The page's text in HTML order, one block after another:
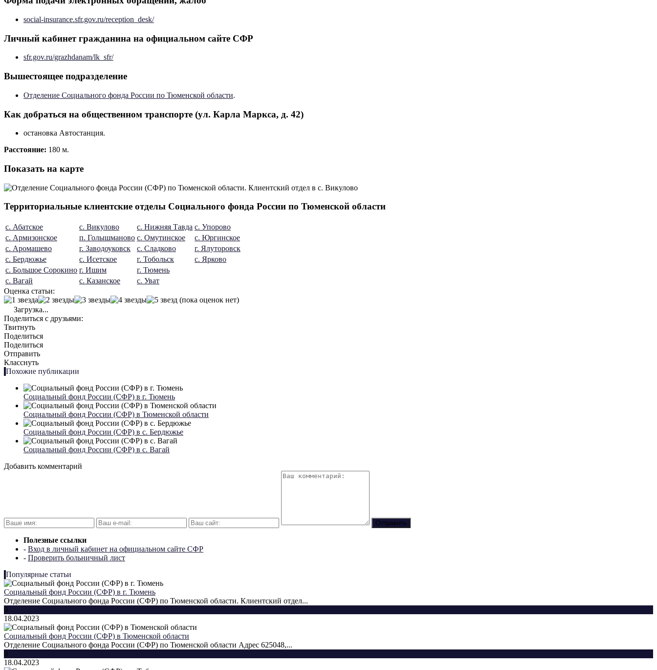
social-insurance.sfr.gov.ru/reception_desk/
Личный кабинет гражданина на официальном сайте СФР
sfr.gov.ru/grazhdanam/lk_sfr/
Вышестоящее подразделение
Отделение Социального фонда России по Тюменской области.
Как добраться на общественном транспорте (ул. Карла Маркса, д. 42)
остановка Автостанция.
Расстояние: 180 м.
Показать на карте
Территориальные клиентские отделы Социального фонда России по Тюменской области
с. Абатское с. Викулово с. Нижняя Тавда с. Упорово
с. Армизонское
п. Голышманово с. Омутинское
с. Юргинское
с. Аромашево
г. Заводоуковск с. Сладково
г. Ялуторовск
с. Бердюжье
с. Исетское г. Тобольск
с. Ярково
с. Большое Сорокино г. Ишим
г. Тюмень
с. Вагай
с. Казанское
с. Уват
Оценка статьи:
(пока оценок нет)
Загрузка...
Поделиться с друзьями:
Твитнуть
Поделиться
Поделиться
Отправить
Класснуть
Похожие публикации
Социальный фонд России (СФР) в г. Тюмень
Социальный фонд России (СФР) в Тюменской области
Социальный фонд России (СФР) в с. Бердюжье
Социальный фонд России (СФР) в с. Вагай
Добавить комментарий
Полезные ссылки
- Вход в личный кабинет на официальном сайте СФР
- Проверить больничный лист
Популярные статьи
Социальный фонд России (СФР) в г. Тюмень
Отделение Социального фонда России (СФР) по Тюменской области. Клиентский отдел...
0
18.04.2023
Социальный фонд России (СФР) в Тюменской области
Отделение Социального фонда России (СФР) по Тюменской области Адрес 625048,...
0
18.04.2023